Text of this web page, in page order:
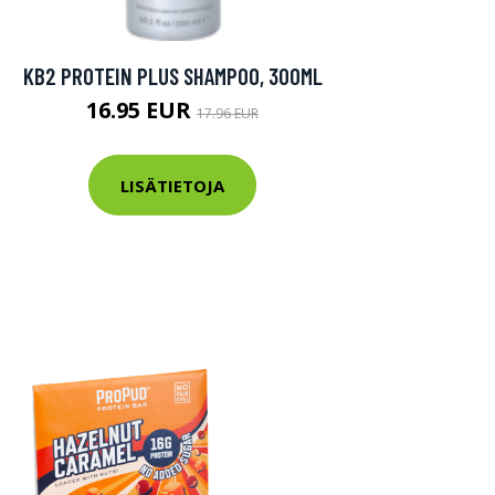
KB2 PROTEIN PLUS SHAMPOO, 300ML
16.95 EUR 17.96 EUR
LISÄTIETOJA